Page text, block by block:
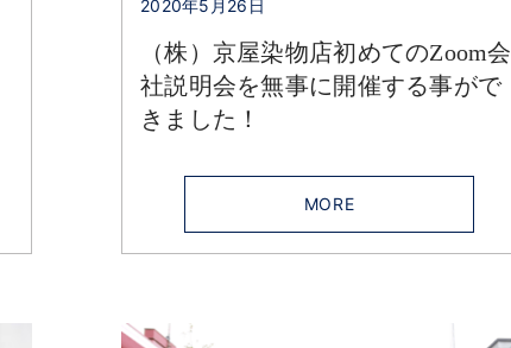
2020年5月26日
（株）京屋染物店初めてのZoom会
社説明会を無事に開催する事がで
きました！
MORE